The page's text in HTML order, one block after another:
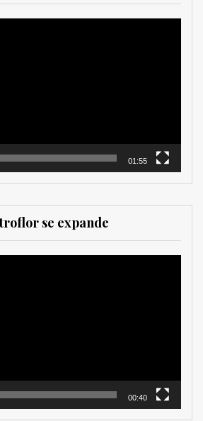
01:55
se expande
00:40